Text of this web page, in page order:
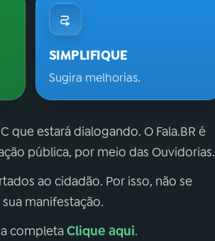
SIMPLIFIQUE
Sugira melhorias.
que estará dialogando. O Fala.BR é
pública, por meio das Ouvidorias.
ao cidadão. Por isso, não se
manifestação.
completaClique aqui.